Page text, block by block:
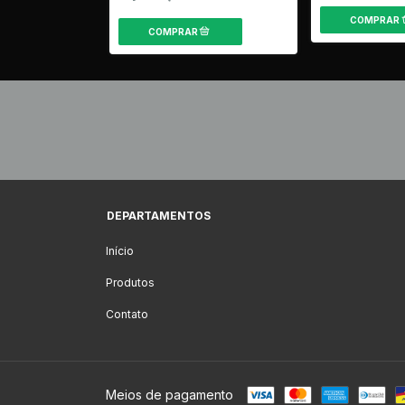
DEPARTAMENTOS
Início
Produtos
Contato
Meios de pagamento